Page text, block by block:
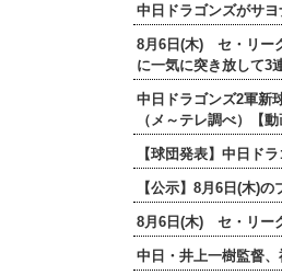
中日ドラゴンズがサ
8月6日(木) セ・リー
に一気に突き放して3
中日ドラゴンズ2軍新
（メ～テレ調べ）【動
【球団発表】中日ド
【公示】8月6日(木)
8月6日(木) セ・リー
中日・井上一樹監督